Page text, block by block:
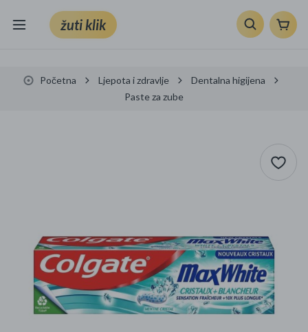
žuti klik
Sport i slobodno vrijeme
Ljepota i zdravlje
Početna Ljepota i zdravlje
Dentalna higijena
Paste za zube